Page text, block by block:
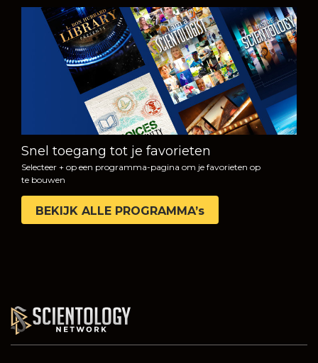
KIJK
VERKEN DE
SERIE
Snel toegang tot je favorieten
Selecteer + op een programma-pagina om je favorieten op
te bouwen
BEKIJK ALLE PROGRAMMA’s